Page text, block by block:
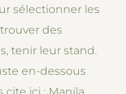
sélectionner les
des
tenir leur stand.
en-dessous
ici : Manila,